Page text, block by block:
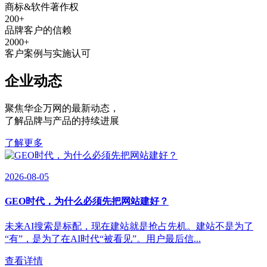
商标&软件著作权
200+
品牌客户的信赖
2000+
客户案例与实施认可
企业动态
聚焦华企万网的最新动态 ，
了解品牌与产品的持续进展
了解更多
2026-08-05
GEO时代，为什么必须先把网站建好？
未来AI搜索是标配，现在建站就是抢占先机。建站不是为了
“有”，是为了在AI时代“被看见”。用户最后信...
查看详情